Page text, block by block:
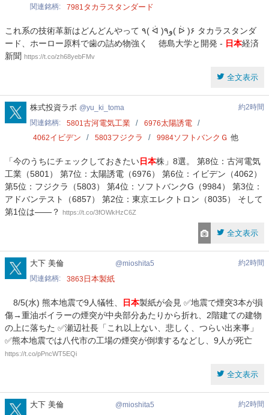
関連銘柄 7981タカラスタンダード
これ系の技術革新はどんどんやって ٩( ᐛ )و٩( ᐖ )۶ タカラスタンダ
ード、ホーロー原料で歯の詰め物強く 徳島大学と開発 - 日本経済
新聞 https://t.co/zh68yebFMv
全文表示
yu_ki_toma
株式投資ラボ yu_ki_toma
約2時間
関連銘柄
5801古河電気工業 6976太陽誘電
4062イビデン 5803フジクラ 9984ソフトバンクＧ 他
「今のうちにチェックしておきたい日本株」8選。 第8位：古河電気
工業（5801） 第7位：太陽誘電（6976） 第6位：イビデン（4062）
第5位：フジクラ（5803） 第4位：ソフトバンクG（9984） 第3位：
アドバンテスト（6857） 第2位：東京エレクトロン（8035） そして
第1位は——？ https://t.co/3fOWkHzC6Z
全文表示
mioshita5
大下 美倫 mioshita5
約2時間
関連銘柄
3863 日本製紙
8/5(水) 熊本地震で9人犠牲、 日本製紙が会見 ✅地震で煙突3本が損
傷→重油ボイラーの煙突が中央部分あたりから折れ、2階建ての建物
の上に落ちた ✅瀬辺社長「これ以上ない、悲しく、つらい出来事」
✅熊本地震では八代市の工場の煙突が倒壊するなどし、9人が死亡
https://t.co/pPncWT5EQi
全文表示
mioshita5
大下 美倫 mioshita5
約2時間